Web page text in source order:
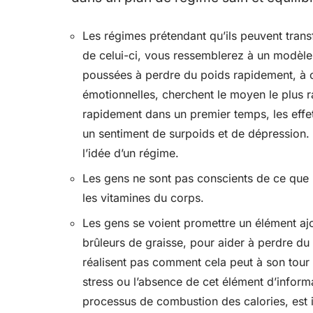
Les régimes prétendant qu’ils peuvent
de celui-ci, vous ressemblerez à un
poussées à perdre du poids rapidement,
émotionnelles, cherchent le moyen le plus
rapidement dans un premier temps, les
un sentiment de surpoids et de
l’idée d’un régime.
Les gens ne sont pas conscients de ce
les vitamines du corps.
Les gens se voient promettre un élément
brûleurs de graisse, pour aider à perdre
réalisent pas comment cela peut à son
stress ou l’absence de cet élément
processus de combustion des calories,